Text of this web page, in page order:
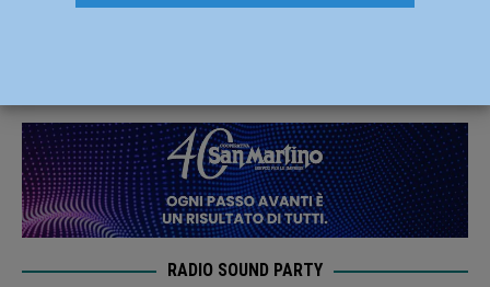
RADIO SOUND PARTY